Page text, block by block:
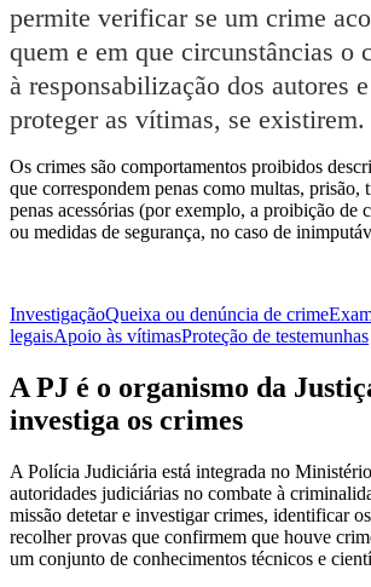
permite verificar se um crime
quem e em que circunstâncias o
à responsabilização dos autores
proteger as vítimas, se existirem.
Os crimes são comportamentos proibidos
que correspondem penas como multas, prisão,
penas acessórias (por exemplo, a proibição de
ou medidas de segurança, no caso de
InvestigaçãoQueixa ou denúncia de crime
legaisApoio às vítimasProteção de testemunhas
A PJ é o organismo da
investiga os crimes
A Polícia Judiciária está integrada no
autoridades judiciárias no combate à
missão detetar e investigar crimes, identificar
recolher provas que confirmem que houve
um conjunto de conhecimentos técnicos e